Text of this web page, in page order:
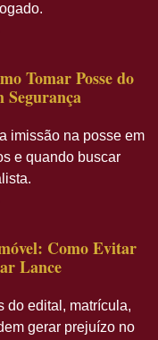
Tomar Posse do
imissão na posse em
e quando buscar
Como Evitar
Lance
do edital, matrícula,
gerar prejuízo no